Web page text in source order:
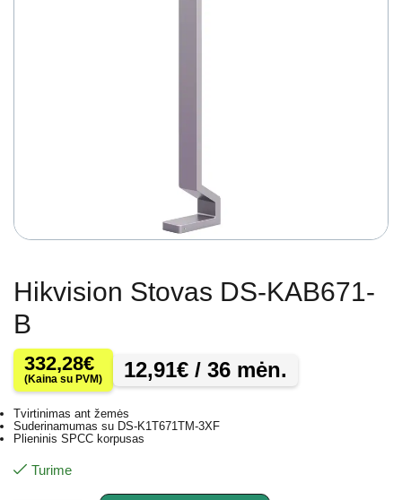
Hikvision Stovas DS-KAB671-
B
332,28€
(Kaina su PVM) 12,91€ / 36 mėn.
Tvirtinimas ant žemės
Suderinamumas su DS-K1T671TM-3XF
Plieninis SPCC korpusas
Turime